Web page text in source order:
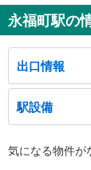
永福町駅の
出口情報
北口
永福２～４丁目
バス永福町営業所
南口
駅設備
※段差なしでの移
気になる物件が